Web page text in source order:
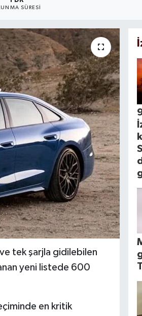
SÜRESI
tek şarjla gidilebilen
yeni listede 600
en kritik